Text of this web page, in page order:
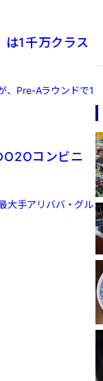
1千万クラス
、Pre-Aラウンドで1
コンビニ
大手アリババ・グル